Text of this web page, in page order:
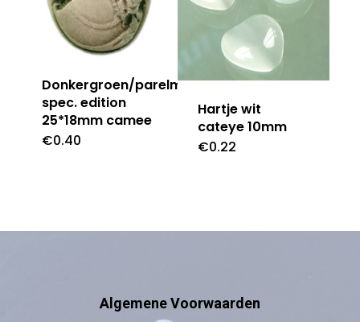
Donkergroen/parelmoer
spec. edition
25*18mm camee
€0.40
Hartje wit
cateye 10mm
€0.22
Algemene Voorwaarden